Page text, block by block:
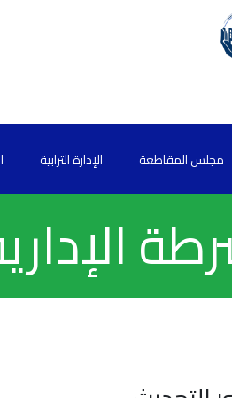
مجلس المقاطعة الإدارة الترابية